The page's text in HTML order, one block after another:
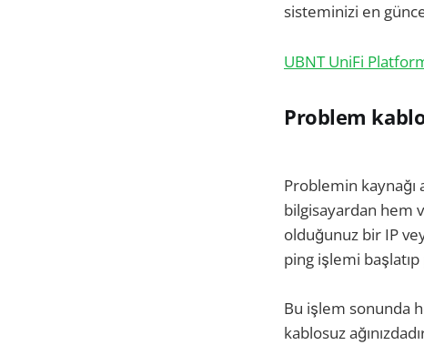
sisteminizi en
UBNT UniFi
Problem
Problemin kaynağı
bilgisayardan hem
olduğunuz bir IP
ping işlemi başlatıp
Bu işlem sonunda
kablosuz